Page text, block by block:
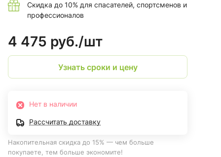
Скидка до 10% для спасателей, спортсменов и
профессионалов
4 475 руб./шт
Узнать сроки и цену
Нет в наличии
Рассчитать доставку
Накопительная скидка до 15% — чем больше
покупаете, тем больше экономите!